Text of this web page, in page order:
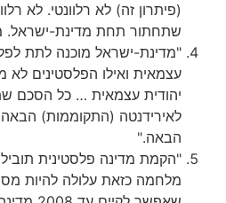
(פיתרון זה) לא רלוונטי. לא
שתחתור תחת מדינת-ישראל.
"מדינת-ישראל מוכנה לתת
עצמאית ואילו הפלסטינים לא
יהודית עצמאית … כל הסכם
לאירידנטה (התקוממות)
הבאה."
"הקמת מדינה פלסטינית
מלחמה כזאת עלולה להיות